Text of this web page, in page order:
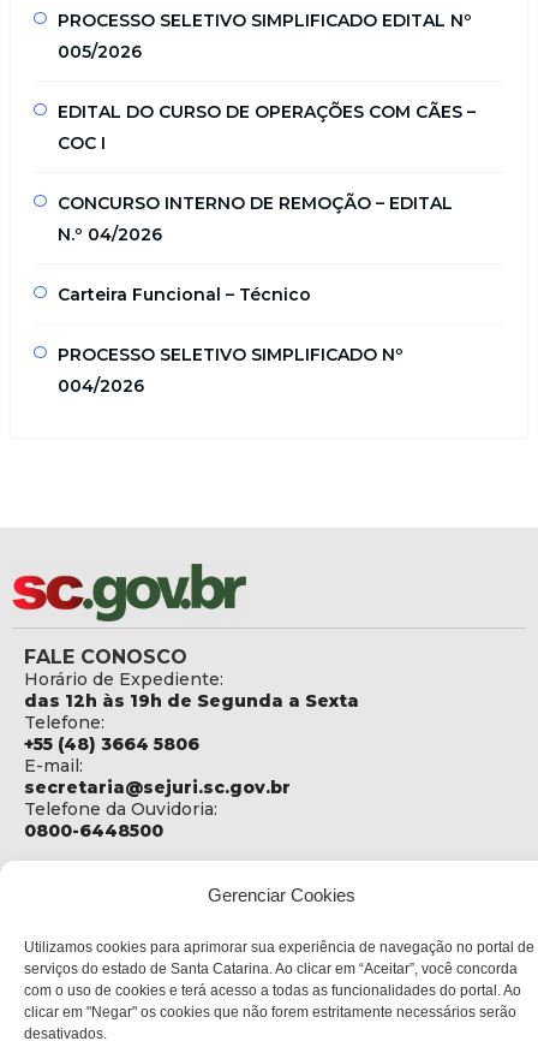
Gerenciar Cookies
Utilizamos cookies para aprimorar sua experiência de navegação no portal de
serviços do estado de Santa Catarina. Ao clicar em “Aceitar”, você concorda
com o uso de cookies e terá acesso a todas as funcionalidades do portal. Ao
clicar em "Negar" os cookies que não forem estritamente necessários serão
desativados.
PROCESSO SELETIVO SIMPLIFICADO EDITAL Nº
005/2026
EDITAL DO CURSO DE OPERAÇÕES COM CÃES –
COC I
CONCURSO INTERNO DE REMOÇÃO – EDITAL
N.º 04/2026
Carteira Funcional – Técnico
PROCESSO SELETIVO SIMPLIFICADO Nº
004/2026
FALE CONOSCO
Horário de Expediente:
das 12h às 19h de Segunda a Sexta
Telefone:
+55 (48) 3664 5806
E-mail:
secretaria@sejuri.sc.gov.br
Telefone da Ouvidoria:
0800-6448500
SEJURI - Secretaria de Estado de Justiça e Reintegração
Rua Fúlvio Aducci, 1214 - Loja 06
Bairro:
Estreito - Florianópolis - SC
CEP: